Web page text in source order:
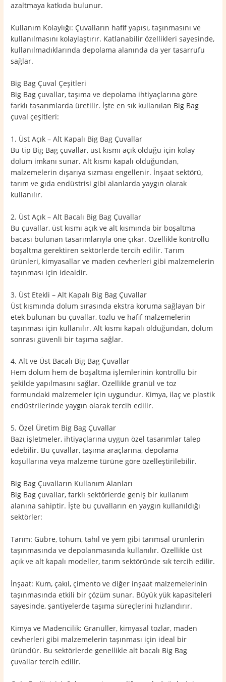
azaltmaya katkıda bulunur.
Kullanım Kolaylığı: Çuvalların hafif yapısı, taşınmasını ve
kullanılmasını kolaylaştırır. Katlanabilir özellikleri sayesinde,
kullanılmadıklarında depolama alanında da yer tasarrufu
sağlar.
Big Bag Çuval Çeşitleri
Big Bag çuvallar, taşıma ve depolama ihtiyaçlarına göre
farklı tasarımlarda üretilir. İşte en sık kullanılan Big Bag
çuval çeşitleri:
1. Üst Açık – Alt Kapalı Big Bag Çuvallar
Bu tip Big Bag çuvallar, üst kısmı açık olduğu için kolay
dolum imkanı sunar. Alt kısmı kapalı olduğundan,
malzemelerin dışarıya sızması engellenir. İnşaat sektörü,
tarım ve gıda endüstrisi gibi alanlarda yaygın olarak
kullanılır.
2. Üst Açık – Alt Bacalı Big Bag Çuvallar
Bu çuvallar, üst kısmı açık ve alt kısmında bir boşaltma
bacası bulunan tasarımlarıyla öne çıkar. Özellikle kontrollü
boşaltma gerektiren sektörlerde tercih edilir. Tarım
ürünleri, kimyasallar ve maden cevherleri gibi malzemelerin
taşınması için idealdir.
3. Üst Etekli – Alt Kapalı Big Bag Çuvallar
Üst kısmında dolum sırasında ekstra koruma sağlayan bir
etek bulunan bu çuvallar, tozlu ve hafif malzemelerin
taşınması için kullanılır. Alt kısmı kapalı olduğundan, dolum
sonrası güvenli bir taşıma sağlar.
4. Alt ve Üst Bacalı Big Bag Çuvallar
Hem dolum hem de boşaltma işlemlerinin kontrollü bir
şekilde yapılmasını sağlar. Özellikle granül ve toz
formundaki malzemeler için uygundur. Kimya, ilaç ve plastik
endüstrilerinde yaygın olarak tercih edilir.
5. Özel Üretim Big Bag Çuvallar
Bazı işletmeler, ihtiyaçlarına uygun özel tasarımlar talep
edebilir. Bu çuvallar, taşıma araçlarına, depolama
koşullarına veya malzeme türüne göre özelleştirilebilir.
Big Bag Çuvalların Kullanım Alanları
Big Bag çuvallar, farklı sektörlerde geniş bir kullanım
alanına sahiptir. İşte bu çuvalların en yaygın kullanıldığı
sektörler:
Tarım: Gübre, tohum, tahıl ve yem gibi tarımsal ürünlerin
taşınmasında ve depolanmasında kullanılır. Özellikle üst
açık ve alt kapalı modeller, tarım sektöründe sık tercih edilir.
İnşaat: Kum, çakıl, çimento ve diğer inşaat malzemelerinin
taşınmasında etkili bir çözüm sunar. Büyük yük kapasiteleri
sayesinde, şantiyelerde taşıma süreçlerini hızlandırır.
Kimya ve Madencilik: Granüller, kimyasal tozlar, maden
cevherleri gibi malzemelerin taşınması için ideal bir
üründür. Bu sektörlerde genellikle alt bacalı Big Bag
çuvallar tercih edilir.